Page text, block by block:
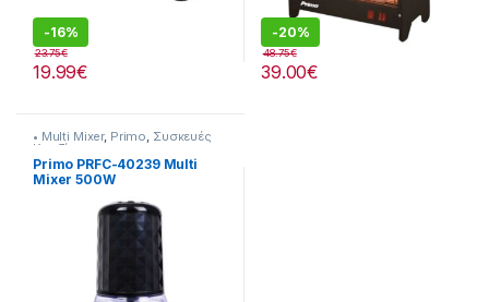
-16%
19.99€
23.75€
-20%
39.00€
48.75€
• Multi Mixer, Primo, Συσκευές
Κουζίνας
Primo PRFC-40239 Multi
Mixer 500W